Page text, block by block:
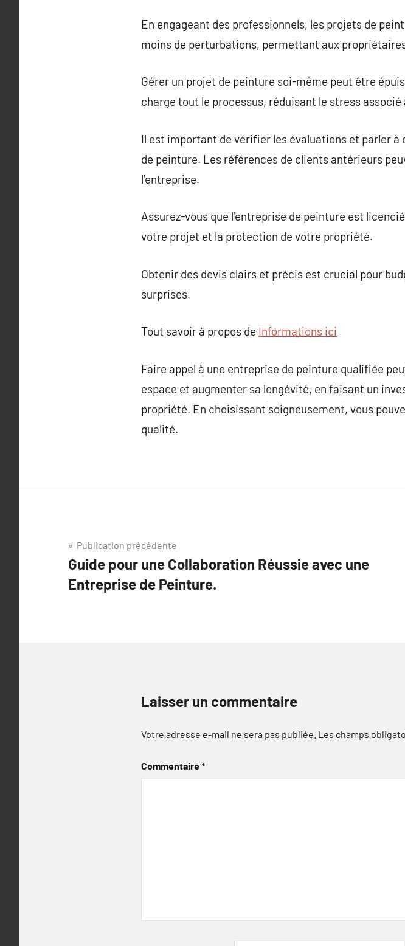
En engageant des professionnels, les projets de
moins de perturbations, permettant aux
Gérer un projet de peinture soi-même peut être
charge tout le processus, réduisant le stress
Il est important de vérifier les évaluations et parler
de peinture. Les références de clients antérieurs
l’entreprise.
Assurez-vous que l’entreprise de peinture est
votre projet et la protection de votre propriété.
Obtenir des devis clairs et précis est crucial pour
surprises.
Tout savoir à propos de Informations ici
Faire appel à une entreprise de peinture qualifiée
espace et augmenter sa longévité, en faisant un
propriété. En choisissant soigneusement, vous
qualité.
Navigation
de
l’article
Publication précédente
Guide pour une Collaboration Réussie avec une
Entreprise de Peinture.
Laisser un commentaire
Votre adresse e-mail ne sera pas publiée. Les champs
Commentaire*